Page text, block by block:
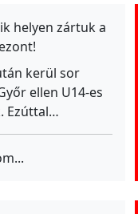
helyen zártuk a
kerül sor
ellen U14-es
Ezúttal…